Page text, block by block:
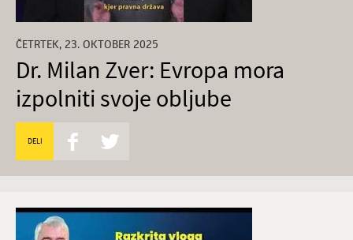
ČETRTEK, 23. OKTOBER 2025
Dr. Milan Zver: Evropa mora
izpolniti svoje obljube
DELI